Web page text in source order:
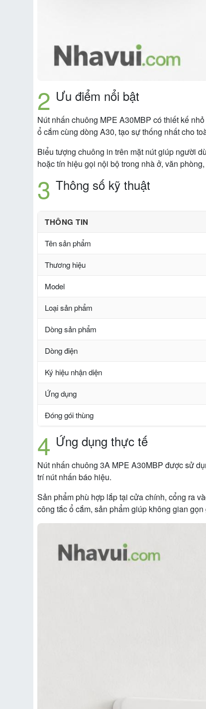
Ưu điểm nổi bật
Nút nhấn chuông MPE A30MBP có thiết kế
ổ cắm cùng dòng A30, tạo sự thống nhất cho
Biểu tượng chuông in trên mặt nút giúp người
hoặc tín hiệu gọi nội bộ trong nhà ở, văn
Thông số kỹ thuật
THÔNG TIN
Tên sản phẩm
Thương hiệu
Model
Loại sản phẩm
Dòng sản phẩm
Dòng điện
Ký hiệu nhận diện
Ứng dụng
Đóng gói thùng
Ứng dụng thực tế
Nút nhấn chuông 3A MPE A30MBP được sử
trí nút nhấn báo hiệu.
Sản phẩm phù hợp lắp tại cửa chính, cổng ra
công tắc ổ cắm, sản phẩm giúp không gian